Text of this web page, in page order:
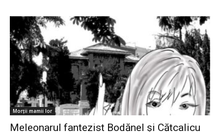
Morții mamii lor
Meleonarul fantezist Bodănel și Cătcalicu